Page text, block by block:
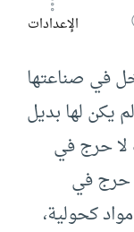
حجم الخطالإعدادات
في صناعتها
يكن لها بديل
لا حرج في
حرج في
كحولية،